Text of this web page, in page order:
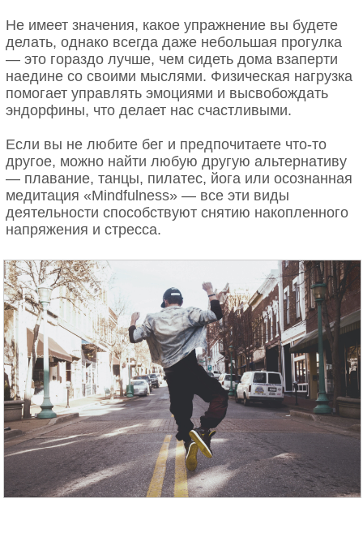
Не имеет значения, какое упражнение вы будете
делать, однако всегда даже небольшая прогулка
— это гораздо лучше, чем сидеть дома взаперти
наедине со своими мыслями. Физическая нагрузка
помогает управлять эмоциями и высвобождать
эндорфины, что делает нас счастливыми.
Если вы не любите бег и предпочитаете что-то
другое, можно найти любую другую альтернативу
— плавание, танцы, пилатес, йога или осознанная
медитация «Mindfulness» — все эти виды
деятельности способствуют снятию накопленного
напряжения и стресса.